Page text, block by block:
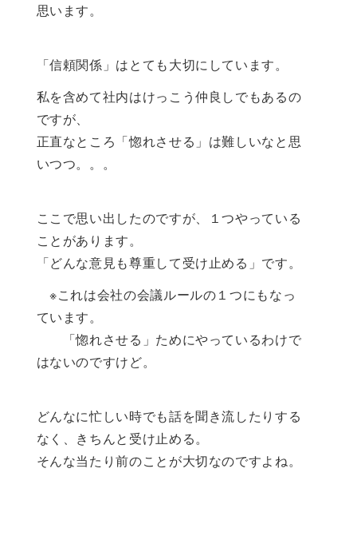
思います。
「信頼関係」はとても大切にしています。
私を含めて社内はけっこう仲良しでもあるの
ですが、
正直なところ「惚れさせる」は難しいなと思
いつつ。。。
ここで思い出したのですが、１つやっている
ことがあります。
「どんな意見も尊重して受け止める」です。
※これは会社の会議ルールの１つにもなっ
ています。
「惚れさせる」ためにやっているわけで
はないのですけど。
どんなに忙しい時でも話を聞き流したりする
なく、きちんと受け止める。
そんな当たり前のことが大切なのですよね。